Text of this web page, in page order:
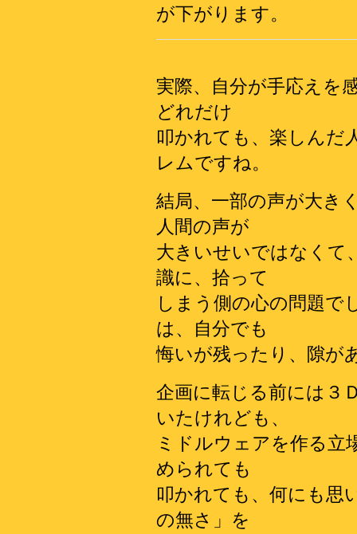
が下がります。
実際、自分が手応えを
どれだけ
叩かれても、楽しんだ
レムですね。
結局、一部の声が大き
人間の声が
大きいせいではなくて
識に、拾って
しまう側の心の問題で
は、自分でも
悔いが残ったり、隙が
企画に転じる前には３
いたけれども、
ミドルウェアを作る立
められても
叩かれても、何にも思
の無さ」を